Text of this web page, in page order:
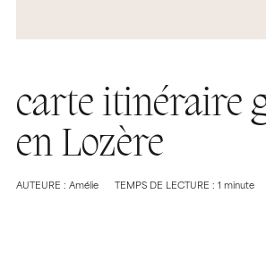
carte itinéraire
en Lozère
AUTEURE : Amélie TEMPS DE LECTURE : 1 minute